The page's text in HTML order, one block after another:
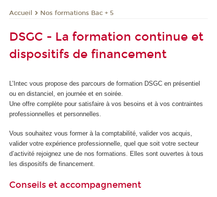
Accueil Nos formations Bac + 5
DSGC - La formation continue et
dispositifs de financement
L’Intec vous propose des parcours de formation DSGC en présentiel
ou en distanciel, en journée et en soirée.
Une offre complète pour satisfaire à vos besoins et à vos contraintes
professionnelles et personnelles.
Vous souhaitez vous former à la comptabilité, valider vos acquis,
valider votre expérience professionnelle, quel que soit votre secteur
d’activité rejoignez une de nos formations. Elles sont ouvertes à tous
les dispositifs de financement.
Conseils et accompagnement